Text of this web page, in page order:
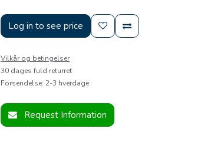
Log in to see price
Vilkår og betingelser
30 dages fuld returret
Forsendelse: 2-3 hverdage
Request Information